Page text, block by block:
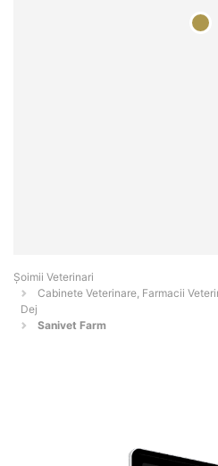
Șoimii Veterinari
Cabinete Veterinare, Farmacii
Dej
Sanivet Farm